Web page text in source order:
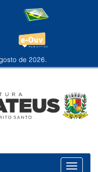
de 2026.
Menu